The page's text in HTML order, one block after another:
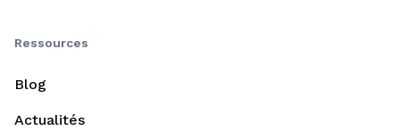
Ressources
Blog
Actualités